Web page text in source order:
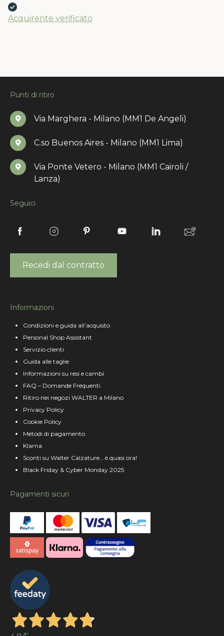
Acquirente verificato
Punti di ritiro
Via Marghera - Milano (MM1 De Angeli)
C.so Buenos Aires - Milano (MM1 Lima)
Via Ponte Vetero - Milano (MM1 Cairoli /
Lanza)
Seguici
Recedi dal contratto
Informazioni
Condizioni e guida all’acquisto
Personal Shop Assistant
Servizio clienti
Guida alle taglie
Informazioni su resi e cambi
FAQ – Domande Frequenti
Ritiro nei negozi WALTER a Milano
Privacy Policy
Cookie Policy
Metodi di pagamento
Klarna
Sconti su Walter Calzature… è quasi ora!
Black Friday & Cyber Monday 2025
Pagamenti sicuri